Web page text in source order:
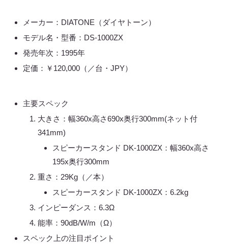
メーカー：DIATONE（ダイヤトーン）
モデル名・型番：DS-1000ZX
発売年次：1995年
定価：￥120,000（／台・JPY）
主要スペック
大きさ：幅360x高さ690x奥行300mm(ネット付
341mm)
スピーカースタンド DK-1000ZX：幅360x高さ
195x奥行300mm
重さ：29Kg（／本）
スピーカースタンド DK-1000ZX：6.2kg
インピーダンス：6.3Ω
能率：90dB/W/m（Ω）
スペック上の注目ポイント